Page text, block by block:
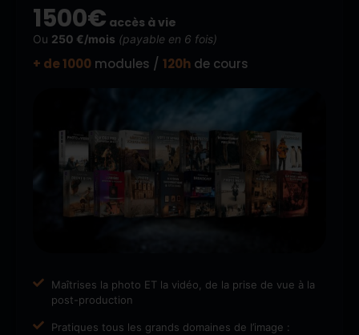
1500€ accès à vie
Ou 250 €/mois (payable en 6 fois)
+ de 1000 modules / 120h de cours
Maîtrises la photo ET la vidéo, de la prise de vue à la
post-production
Pratiques tous les grands domaines de l’image :